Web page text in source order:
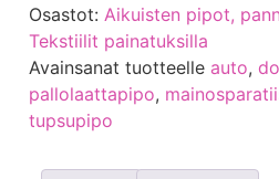
Osastot: Aikuisten pipot,
Tekstiilit painatuksilla
Avainsanat tuotteelle auto,
pallolaattapipo,
tupsupipo